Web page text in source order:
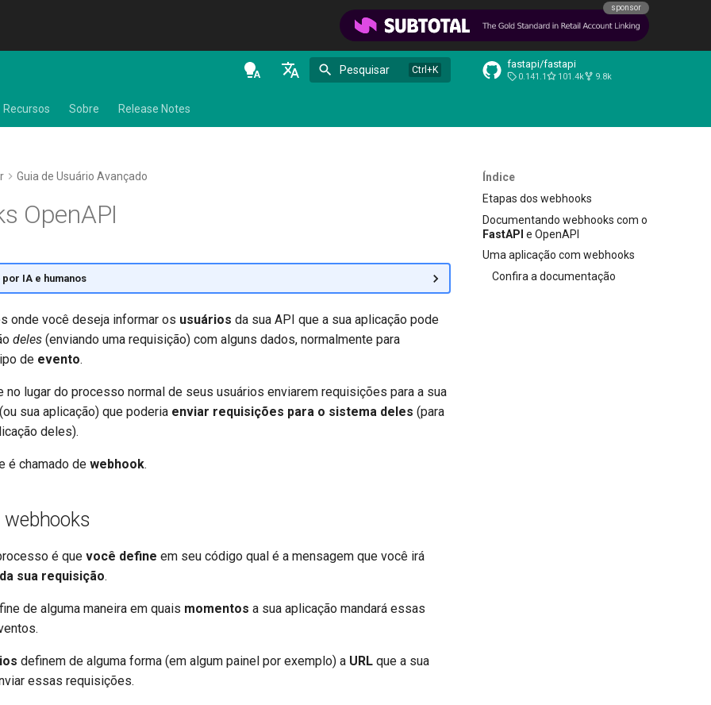
sponsor
ru - русский язык
uk - українська мова
zh - 简体中文
Pesquisar fastapi/fastapi
0.141.1 101.4k 9.8k
Recursos Sobre Release Notes
Índice
Etapas dos webhooks
Documentando webhooks com o
FastAPI e OpenAPI
Uma aplicação com webhooks
Confira a documentação
Guia de Usuário Avançado
OpenAPI
por IA e humanos
onde você deseja informar os usuários da sua API que a sua aplicação pode
deles (enviando uma requisição) com alguns dados, normalmente para
de evento.
no lugar do processo normal de seus usuários enviarem requisições para a sua
(ou sua aplicação) que poderia enviar requisições para o sistema deles (para
deles).
é chamado de webhook.
é que você define em seu código qual é a mensagem que você irá
sua requisição.
de alguma maneira em quais momentos a sua aplicação mandará essas
definem de alguma forma (em algum painel por exemplo) a URL que a sua
essas requisições.